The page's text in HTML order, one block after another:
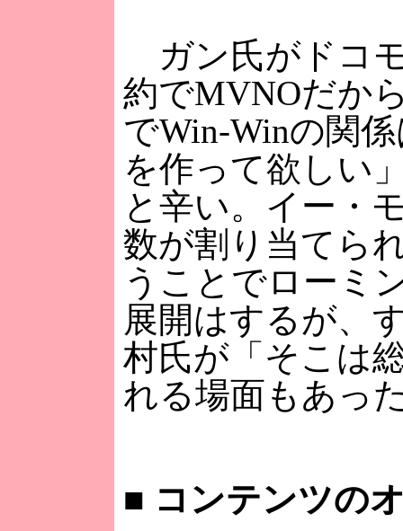
ガン氏がドコ
約でMVNOだか
でWin-Winの関
を作って欲しい
と辛い。イー・
数が割り当てら
うことでローミ
展開はするが、
村氏が「そこは
れる場面もあっ
■ コンテンツの